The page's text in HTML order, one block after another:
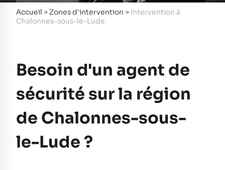
Accueil > Zones d'intervention > Intervention à
Chalonnes-sous-le-Lude
Besoin d'un agent de
sécurité sur la région
de Chalonnes-sous-
le-Lude ?